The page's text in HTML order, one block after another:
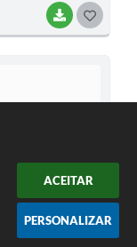
ACEITAR
PERSONALIZAR
BAIXAR